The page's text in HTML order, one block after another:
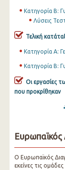
Κατηγορία Β:
Λύσεις
Τελική
Κατηγορία Α:
Κατηγορία Β:
Οι εργασίες
που προκρίθηκαν
Ευρωπαϊκός
Ο Ευρωπαϊκός
εκείνες τις